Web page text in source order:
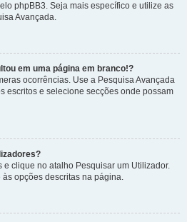
phpBB3. Seja mais específico e utilize as
Avançada.
em uma página em branco!?
ocorrências. Use a Pesquisa Avançada
escritos e selecione secções onde possam
e clique no atalho Pesquisar um Utilizador.
opções descritas na página.